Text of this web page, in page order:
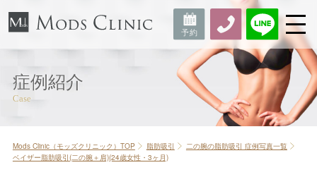
症例紹介
Mods Clinic（モッズクリニック）TOP 脂肪吸引
二の腕の脂肪吸引 症例写真一覧
ベイザー脂肪吸引(二の腕＋肩)(24歳女性・3ヶ月)